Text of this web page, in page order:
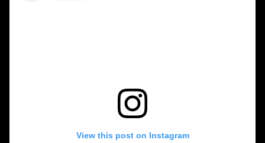
View this post on Instagram